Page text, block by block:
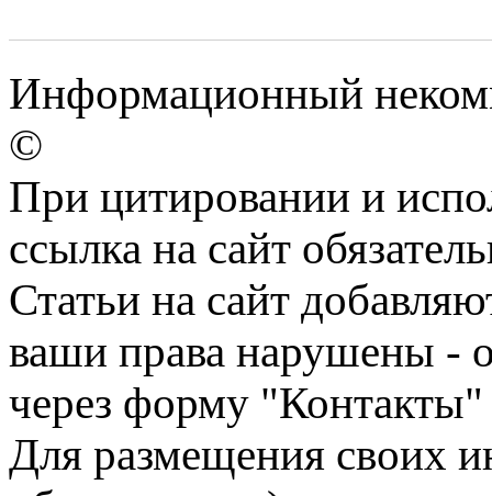
Информационный
©
При цитировании и
ссылка на сайт
Статьи на сайт
ваши права нарушены -
через форму "Контакты"
Для размещения своих